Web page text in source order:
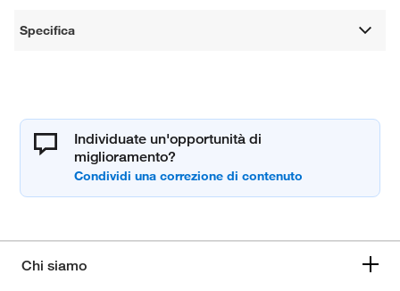
Specifica
Individuate un'opportunità di
miglioramento?
Chi siamo